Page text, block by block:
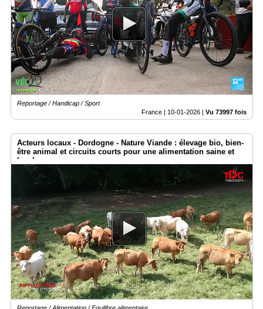
Reportage / Handicap / Sport
France | 10-01-2026 | Vu 73997 fois
Acteurs locaux - Dordogne - Nature Viande : élevage bio, bien-
être animal et circuits courts pour une alimentation saine et
locale